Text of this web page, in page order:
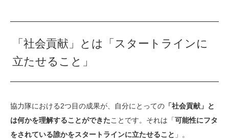
「社会貢献」とは「スタートラインに
立たせること」
協力隊における2つ目の成果が、自分にとっての 「社会貢献」と
は何かを理解することができたことです。それは「可能性にフタ
をされている誰かをスタートラインに立たせること 」。